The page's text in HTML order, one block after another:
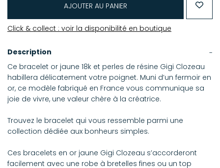
AJOUTER AU PANIER
Click & collect : voir la disponibilité en boutique
Description
Ce bracelet or jaune 18k et perles de résine Gigi Clozeau
habillera délicatement votre poignet. Muni d’un fermoir en
or, ce modèle fabriqué en France vous communique sa
joie de vivre, une valeur chère à la créatrice.
Trouvez le bracelet qui vous ressemble parmi une
collection dédiée aux bonheurs simples.
Ces bracelets en or jaune Gigi Clozeau s’accorderont
facilement avec une robe à bretelles fines ou un top